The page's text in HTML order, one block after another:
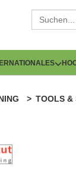
TOOLS &